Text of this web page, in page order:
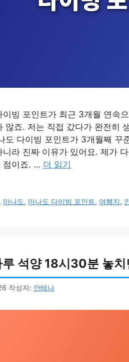
이빙 포인트가 최근 3개월 연속
많죠. 저는 직접 갔다가 완전히
도 다이빙 포인트가 3개월째 꾸
니라 진짜 이유가 있어요. 제가
점이죠. … 더 읽기
, 마나도, 마나도 다이빙 포인트, 여행지,
루 석양 18시30분 놓
작성자: 안테나